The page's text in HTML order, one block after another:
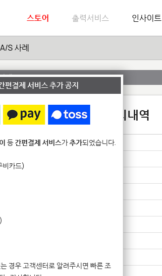
스토어 출력서비스 인사이트
A/S 사례
내
1:1 문의내역
편결제 서비스 추가 공지
등간편결제 서비스가추가되었습니다.
비카드)
경우 고객센터로 알려주시면 빠른 조